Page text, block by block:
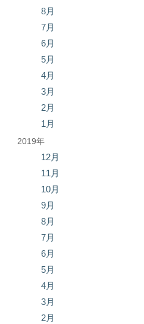
8月
7月
6月
5月
4月
3月
2月
1月
2019年
12月
11月
10月
9月
8月
7月
6月
5月
4月
3月
2月